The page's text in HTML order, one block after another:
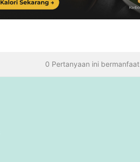
0 Pertanyaan ini bermanfaat